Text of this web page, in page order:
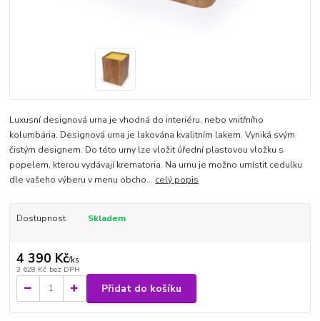
Luxusní designová urna je vhodná do interiéru, nebo vnitřního
kolumbária. Designová urna je lakována kvalitním lakem. Vyniká svým
čistým designem. Do této urny lze vložit úřední plastovou vložku s
popelem, kterou vydávají krematoria. Na urnu je možno umístit cedulku
dle vašeho výberu v menu obcho... celý popis
Dostupnost Skladem
4 390 Kč/ks
3 628 Kč bez DPH
Přidat do košíku